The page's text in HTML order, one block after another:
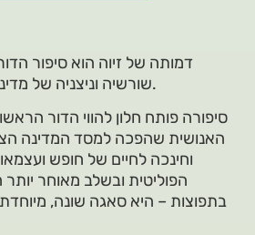
דמותה של זיוה הוא סיפור
שורשיה וניצניה של מדינת ישראל המתחדשת.
סיפורה פותח חלון להווי הדור
האנושית שהפכה למסד המדינה
וחינכה לחיים של חופש
הפוליטית ובשלב מאוחר יותר
בתפוצות – היא סאגה שונה,